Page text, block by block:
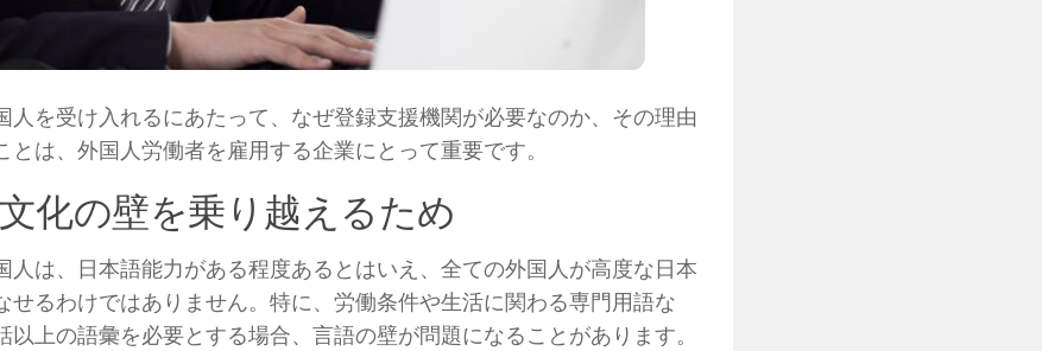
人を受け入れるにあたって、なぜ登録支援機関が必要なのか、その理由
とは、外国人労働者を雇用する企業にとって重要です。
化の壁を乗り越えるため
人は、日本語能力がある程度あるとはいえ、全ての外国人が高度な日本
せるわけではありません。特に、労働条件や生活に関わる専門用語な
以上の語彙を必要とする場合、言語の壁が問題になることがあります。